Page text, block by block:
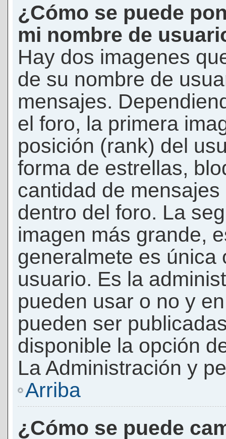
¿Cómo se puede
mi nombre de
Hay dos imagenes
de su nombre de
mensajes.
el foro, la primera
posición (rank) del
forma de estrellas,
cantidad de
dentro del foro. La
imagen más grande,
generalmete es única
usuario. Es la
pueden usar o no y
pueden ser
disponible la opción
La Administración y
Arriba
¿Cómo se puede